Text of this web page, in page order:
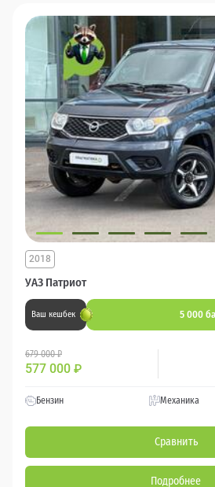
УАЗ Патриот
2018
Ваш кешбек 5 000
679 000 ₽
577 000 ₽
Бензин Механика
Сравнить
Подробнее